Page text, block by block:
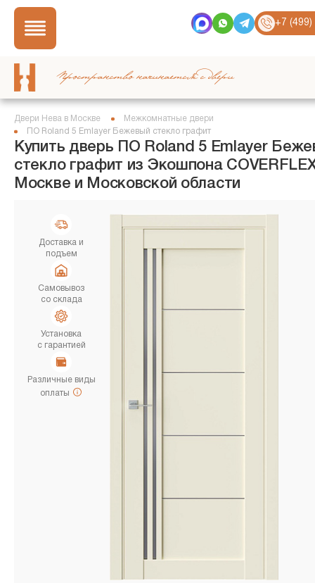
+7
Пространство начинается с двери
Двери Нева в Москве
Межкомнатные двери
ПО Roland 5 Emlayer Бежевый стекло графит
Купить дверь ПО Roland 5 Emlayer
стекло графит из Экошпона
Москве и Московской области
Доставка и
подъем
Самовывоз
со склада
Установка
с гарантией
Различные виды
оплаты